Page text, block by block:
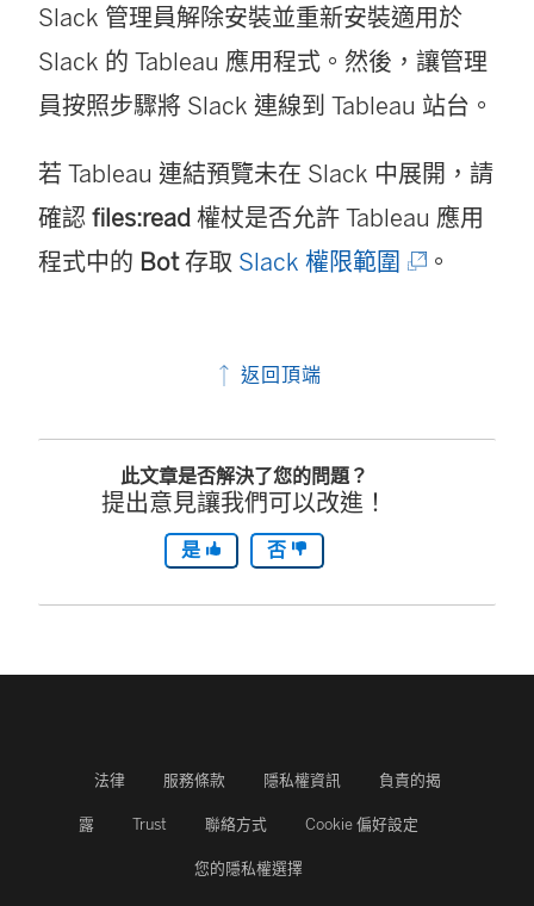
開
啟
)
Slack 管理員解除安裝並重新安裝適用於
Slack 的 Tableau 應用程式。然後，讓管理
員按照步驟將 Slack 連線到 Tableau 站台。
若 Tableau 連結預覽未在 Slack 中展開，請
確認 files:read 權杖是否允許 Tableau 應用
程式中的 Bot存取 Slack 權限範圍 (
新
啟
。
返回頂端
此文章是否解決了您的問題？
提出意見讓我們可以改進！
是 否
法律 服務條款 隱私權資訊 負責的揭
露 Trust 聯絡方式 Cookie 偏好設定
您的隱私權選擇